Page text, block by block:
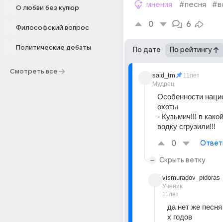
О любви без купюр
Философский вопрос
Политические дебаты
Смотреть все
мнения #песня
0 6
По дате По рейтингу
said_tm
Мудрец
11лет
Особенности
охоты
- Кузьмич!!! в
водку сгрузили!!!
0
Скрыть ветку
vismuradov_pidoras
Ученик
11лет
да нет же
х годов